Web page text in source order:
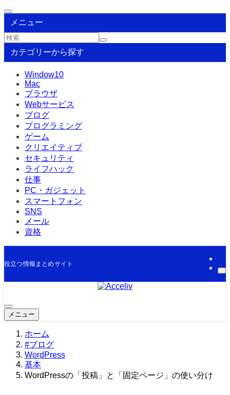
メニュー
カテゴリーから探す
Window10
Mac
ブラウザ
Webサービス
ブログ
プログラミング
ゲーム
クリエイティブ
セキュリティ
ライフハック
仕事
PC・ガジェット
スマートフォン
SNS
メール
資格
役立つ情報まとめサイト
メニュー
ホーム
#ブログ
WordPress
基本
WordPressの「投稿」と「固定ページ」の使い分け